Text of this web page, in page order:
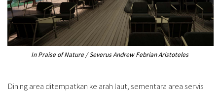
In Praise of Nature / Severus Andrew Febrian Aristoteles
Dining area ditempatkan ke arah laut, sementara area servis